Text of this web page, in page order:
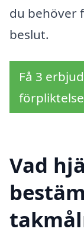
du behöver
beslut.
Få 3
Vad